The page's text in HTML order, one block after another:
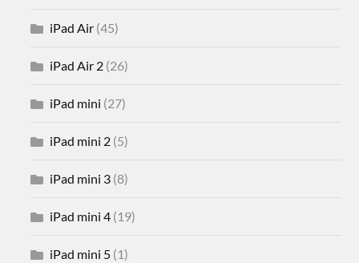
iPad Air (45)
iPad Air 2 (26)
iPad mini (27)
iPad mini 2 (5)
iPad mini 3 (8)
iPad mini 4 (19)
iPad mini 5 (1)